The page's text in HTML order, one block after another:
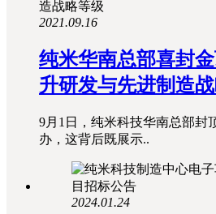
2021.09.16
纯米华南总部喜封
升研发与先进制造
9月1日，纯米科技华南总部封
办，这背后既展示..
2024.01.24